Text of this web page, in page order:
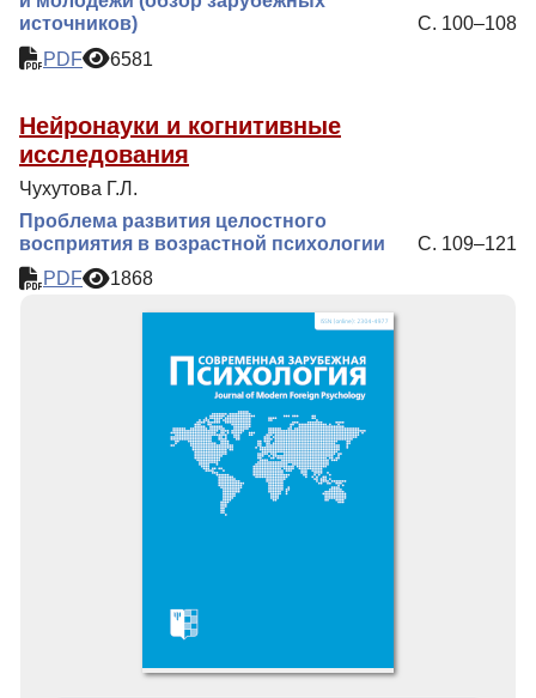
источников)
С. 100–108
PDF
6581
Нейронауки и когнитивные
исследования
Чухутова Г.Л.
Проблема развития целостного
восприятия в возрастной психологии
С. 109–121
PDF
1868